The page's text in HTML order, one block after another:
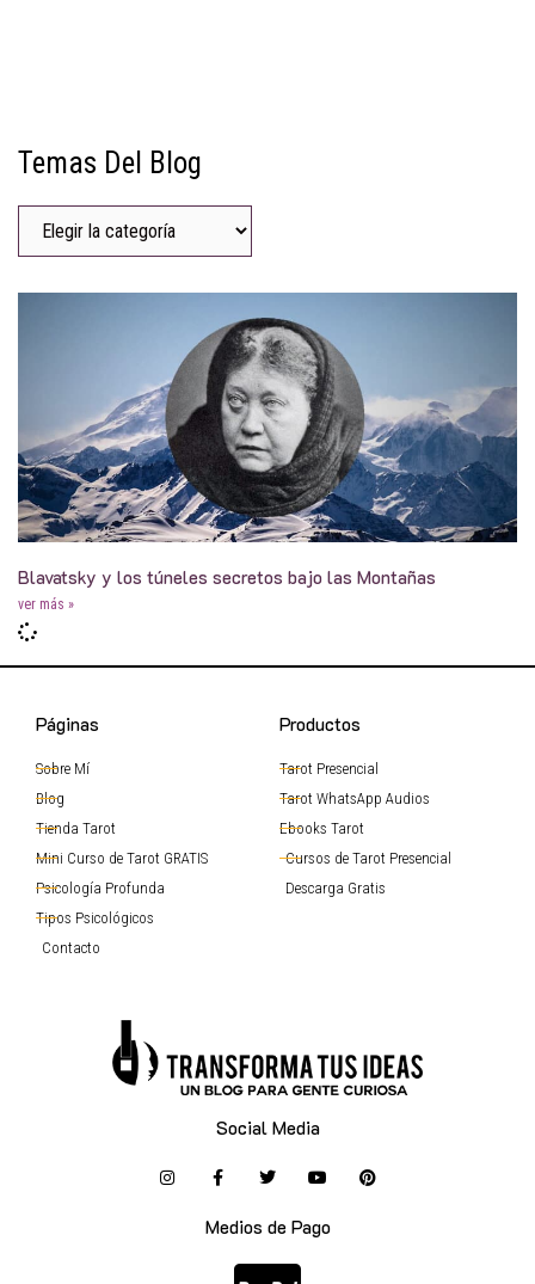
Temas Del Blog
Blavatsky y los túneles secretos bajo las Montañas
ver más »
Páginas
Sobre Mí
Blog
Tienda Tarot
Mini Curso de Tarot GRATIS
Psicología Profunda
Tipos Psicológicos
Contacto
Productos
Tarot Presencial
Tarot WhatsApp Audios
Ebooks Tarot
Cursos de Tarot Presencial
Descarga Gratis
Social Media
Medios de Pago